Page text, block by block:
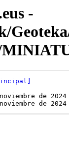
-
noviembre de
de